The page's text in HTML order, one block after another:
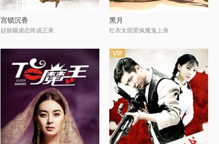
宫锁沉香
赵丽颖虐恋终成正果
黑月
红衣女因爱疯魔鬼上身